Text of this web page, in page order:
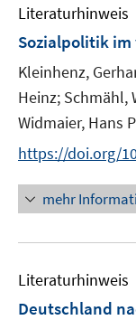
Literaturhinweis
Sozialpolitik
Kleinhenz,
Heinz; Schmähl,
Widmaier, Hans
https://doi.org/
mehr
Literaturhinweis
Deutschland